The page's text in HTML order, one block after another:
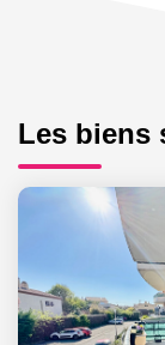
Les biens
Exclusif